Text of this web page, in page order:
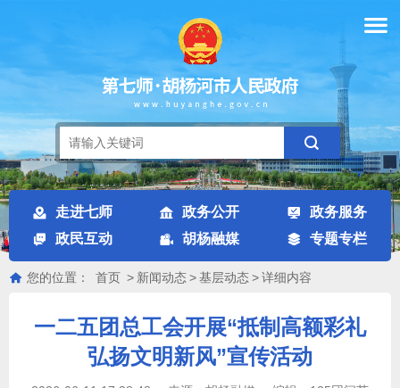
走进七师 政务公开
政务服务
政民互动
胡杨融媒 专题专栏
您的位置： 首页 > 新闻动态>基层动态>详细内容
一二五团总工会开展“抵制高额彩礼
弘扬文明新风”宣传活动